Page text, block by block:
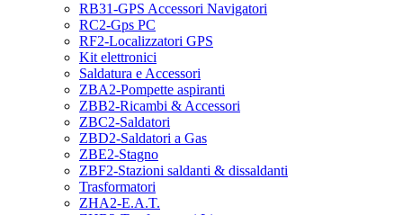
RB31-GPS Accessori Navigatori
RC2-Gps PC
RF2-Localizzatori GPS
Kit elettronici
Saldatura e Accessori
ZBA2-Pompette aspiranti
ZBB2-Ricambi & Accessori
ZBC2-Saldatori
ZBD2-Saldatori a Gas
ZBE2-Stagno
ZBF2-Stazioni saldanti & dissaldanti
Trasformatori
ZHA2-E.A.T.